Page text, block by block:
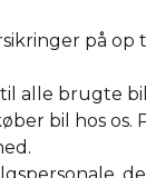
på op
til alle brugte
bil hos os.